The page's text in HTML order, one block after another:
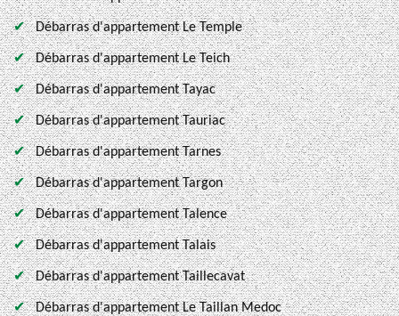
Débarras d'appartement Le Temple
Débarras d'appartement Le Teich
Débarras d'appartement Tayac
Débarras d'appartement Tauriac
Débarras d'appartement Tarnes
Débarras d'appartement Targon
Débarras d'appartement Talence
Débarras d'appartement Talais
Débarras d'appartement Taillecavat
Débarras d'appartement Le Taillan Medoc